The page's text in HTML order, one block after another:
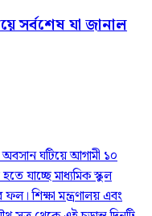
সর্বশেষ যা জানাল
অবসান ঘটিয়ে আগামী ১০
যাচ্ছে মাধ্যমিক স্কুল
শিক্ষা মন্ত্রণালয় এবং